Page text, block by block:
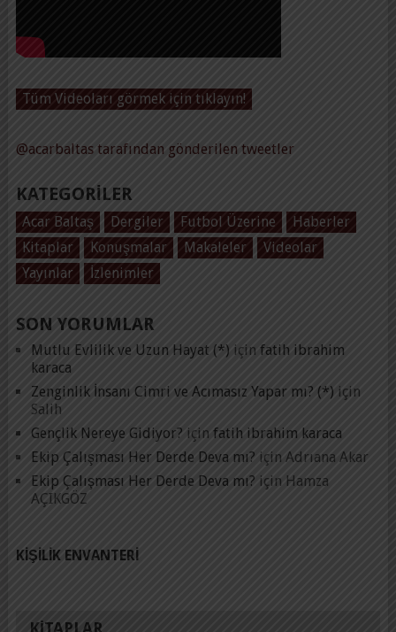
Tüm Videoları görmek için tıklayın!
@acarbaltas tarafından gönderilen tweetler
KATEGORILER
Acar Baltaş Dergiler Futbol Üzerine
Haberler
Kitaplar
Konuşmalar Makaleler
Videolar
Yayınlar
İzlenimler
SON YORUMLAR
Mutlu Evlilik ve Uzun Hayat (*) için fatih ibrahim
karaca
Zenginlik İnsanı Cimri ve Acımasız Yapar mı? (*) için
Salih
Gençlik Nereye Gidiyor? için fatih ibrahim karaca
Ekip Çalışması Her Derde Deva mı? için Adrıana Akar
Ekip Çalışması Her Derde Deva mı? için Hamza
AÇIKGÖZ
KIŞILIK ENVANTERI